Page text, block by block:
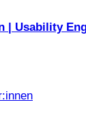
| Usability